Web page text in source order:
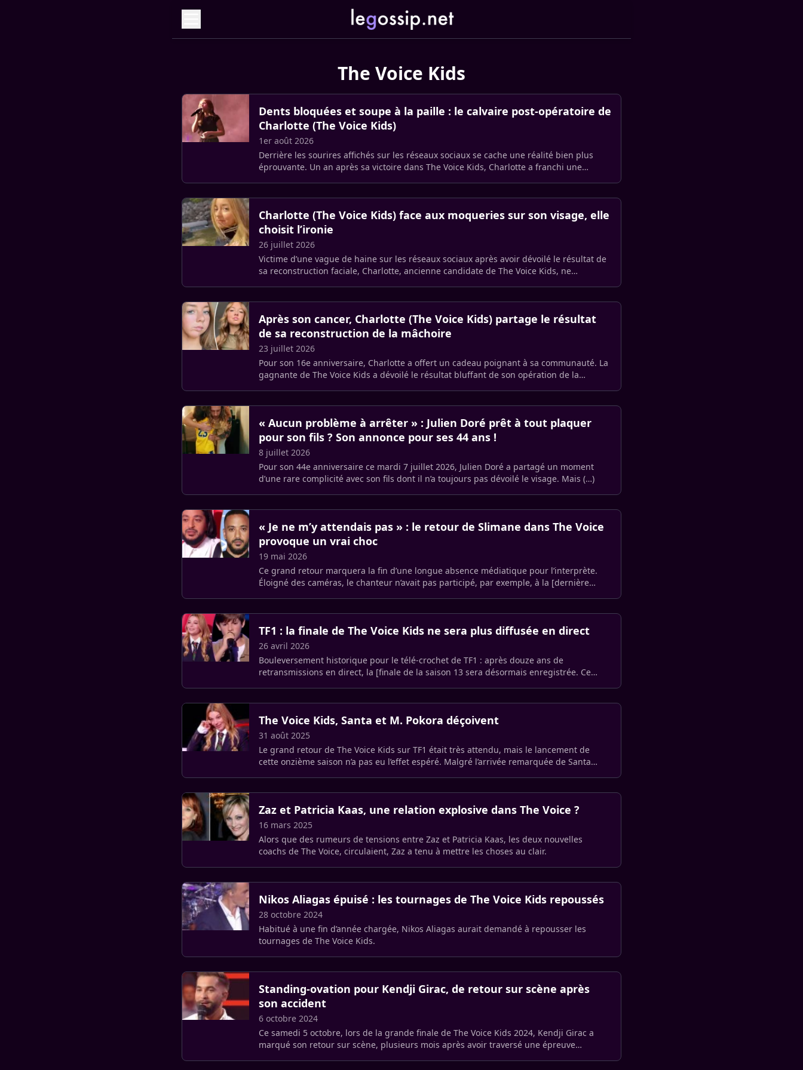
The Voice Kids
Dents bloquées et soupe à la paille : le calvaire post-opératoire de
Charlotte (The Voice Kids)
1er août 2026
Derrière les sourires affichés sur les réseaux sociaux se cache une réalité bien plus
éprouvante. Un an après sa victoire dans The Voice Kids, Charlotte a franchi une
Charlotte (The Voice Kids) face aux moqueries sur son visage, elle
choisit l’ironie
26 juillet 2026
Victime d’une vague de haine sur les réseaux sociaux après avoir dévoilé le résultat de
sa reconstruction faciale, Charlotte, ancienne candidate de The Voice Kids, ne
Après son cancer, Charlotte (The Voice Kids) partage le résultat
de sa reconstruction de la mâchoire
23 juillet 2026
Pour son 16e anniversaire, Charlotte a offert un cadeau poignant à sa communauté. La
gagnante de The Voice Kids a dévoilé le résultat bluffant de son opération de la
« Aucun problème à arrêter » : Julien Doré prêt à tout plaquer
pour son fils ? Son annonce pour ses 44 ans !
8 juillet 2026
Pour son 44e anniversaire ce mardi 7 juillet 2026, Julien Doré a partagé un moment
d’une rare complicité avec son fils dont il n’a toujours pas dévoilé le visage. Mais (…)
« Je ne m’y attendais pas » : le retour de Slimane dans The Voice
provoque un vrai choc
19 mai 2026
Ce grand retour marquera la fin d’une longue absence médiatique pour l’interprète.
Éloigné des caméras, le chanteur n’avait pas participé, par exemple, à la [dernière
TF1 : la finale de The Voice Kids ne sera plus diffusée en direct
26 avril 2026
Bouleversement historique pour le télé-crochet de TF1 : après douze ans de
retransmissions en direct, la [finale de la saison 13 sera désormais enregistrée. Ce
The Voice Kids, Santa et M. Pokora déçoivent
31 août 2025
Le grand retour de The Voice Kids sur TF1 était très attendu, mais le lancement de
cette onzième saison n’a pas eu l’effet espéré. Malgré l’arrivée remarquée de Santa
Zaz et Patricia Kaas, une relation explosive dans The Voice ?
16 mars 2025
Alors que des rumeurs de tensions entre Zaz et Patricia Kaas, les deux nouvelles
coachs de The Voice, circulaient, Zaz a tenu à mettre les choses au clair.
Nikos Aliagas épuisé : les tournages de The Voice Kids repoussés
28 octobre 2024
Habitué à une fin d’année chargée, Nikos Aliagas aurait demandé à repousser les
tournages de The Voice Kids.
Standing-ovation pour Kendji Girac, de retour sur scène après
son accident
6 octobre 2024
Ce samedi 5 octobre, lors de la grande finale de The Voice Kids 2024, Kendji Girac a
marqué son retour sur scène, plusieurs mois après avoir traversé une épreuve